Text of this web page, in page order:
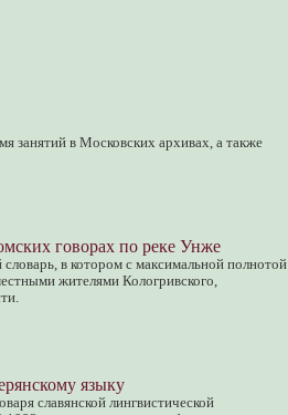
занятий в Московских архивах, а также
говорах по реке Унже
в котором с максимальной полнотой
жителями Кологривского,
языку
славянской лингвистической